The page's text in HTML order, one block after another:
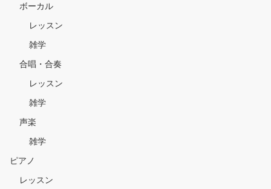
ボーカル
レッスン
雑学
合唱・合奏
レッスン
雑学
声楽
雑学
ピアノ
レッスン